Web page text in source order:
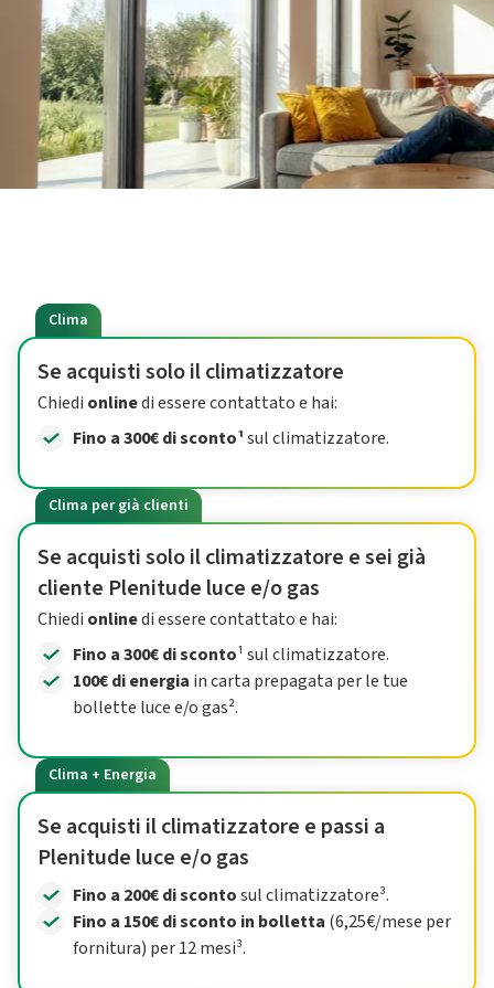
Clima
Se acquisti solo il climatizzatore
Chiedi onlinedi essere contattato e hai:
Fino a 300€ di sconto¹sul climatizzatore.
Clima per già clienti
Se acquisti solo il climatizzatore e sei già
cliente Plenitude luce e/o gas
Chiedi onlinedi essere contattato e hai:
Fino a 300€ di sconto¹ sul climatizzatore.
100€ di energia in carta prepagata per le tue
bollette luce e/o gas².
Clima + Energia
Se acquisti il climatizzatore e passi a
Plenitude luce e/o gas
Fino a 200€ di scontosul climatizzatore³.
Fino a 150€ di sconto in bolletta (6,25€/mese per
fornitura) per 12 mesi³.